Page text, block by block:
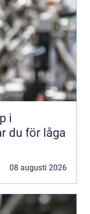
i
du för låga
08 augusti 2026